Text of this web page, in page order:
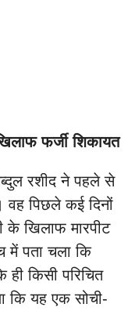
फर्जी शिकायत
रशीद ने पहले से
वह पिछले कई दिनों
के खिलाफ मारपीट
में पता चला कि
किसी परिचित
कि यह एक सोची-